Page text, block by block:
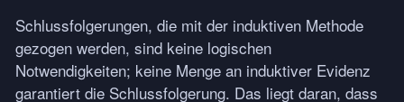
Schlussfolgerungen, die mit der induktiven Methode
gezogen werden, sind keine logischen
Notwendigkeiten; keine Menge an induktiver Evidenz
garantiert die Schlussfolgerung. Das liegt daran, dass